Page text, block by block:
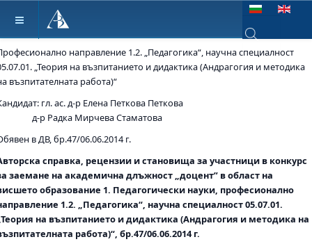
Изберете език
Type 2 or more
направление 1.2. „Педагогика“, научна специалност
„Теория на възпитанието и дидактика (Андрагогия и методика
възпитателната работа)“
гл. ас. д-р Елена Петкова Петкова
р Радка Мирчева Стаматова
в ДВ, бр.47/06.06.2014 г.
справка, рецензии и становища за участници в конкурс
заемане на академична длъжност „доцент” в област на
образование 1. Педагогически науки, професионално
1.2. „Педагогика“, научна специалност 05.07.01.
на възпитанието и дидактика (Андрагогия и методика на
работа)“, бр.47/06.06.2014 г.